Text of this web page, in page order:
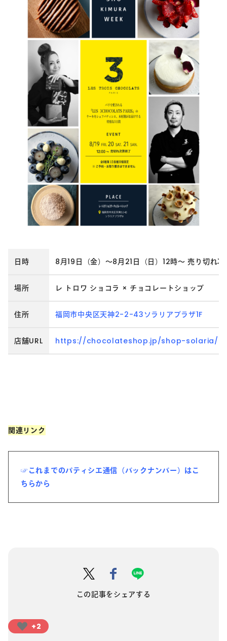
日時 8月19日（金）～8月21日（日）12時～ 売り切れ
場所 レ トロワ ショコラ × チョコレートショップ
住所 福岡市中央区天神2-2-43ソラリアプラザ1F
店舗URL https://chocolateshop.jp/shop-solaria/
関連リンク
☞これまでのパティシエ通信（バックナンバー）はこ
ちらから
この記事をシェアする
+2